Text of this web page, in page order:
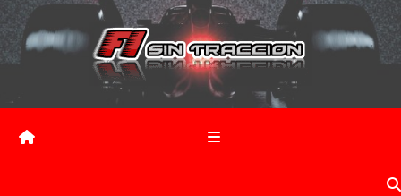
Saltar
contenido